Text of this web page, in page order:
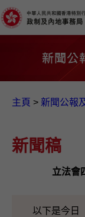
主頁 > 新聞公報
新聞稿
立法會
以下是今日（